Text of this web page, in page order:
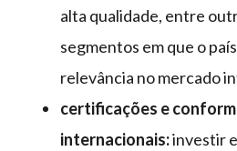
alta qualidade, entre
segmentos em que o
relevância no mercado
certificações e
internacionais:investir